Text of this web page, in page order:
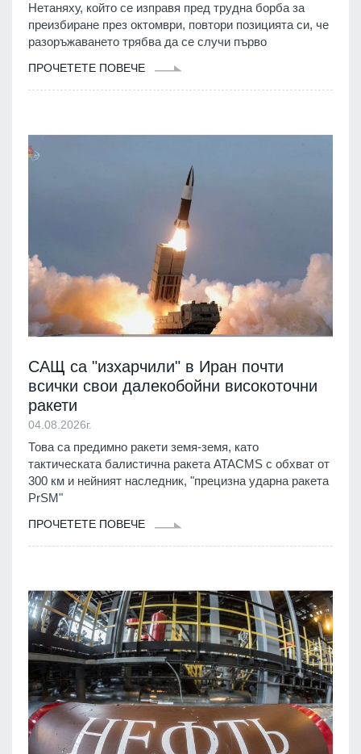
Нетаняху, който се изправя пред трудна борба за
преизбиране през октомври, повтори позицията си, че
разоръжаването трябва да се случи първо
ПРОЧЕТЕТЕ ПОВЕЧЕ
САЩ са "изхарчили" в Иран почти
всички свои далекобойни високоточни
ракети
04.08.2026г.
Това са предимно ракети земя-земя, като
тактическата балистична ракета ATACMS с обхват от
300 км и нейният наследник, "прецизна ударна ракета
PrSM"
ПРОЧЕТЕТЕ ПОВЕЧЕ